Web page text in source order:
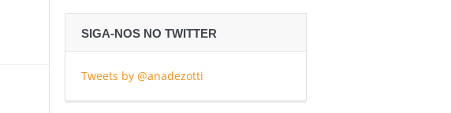
SIGA-NOS NO TWITTER
Tweets by @anadezotti